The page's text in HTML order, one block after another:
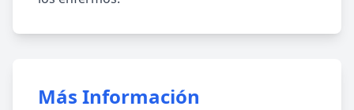
Más Información